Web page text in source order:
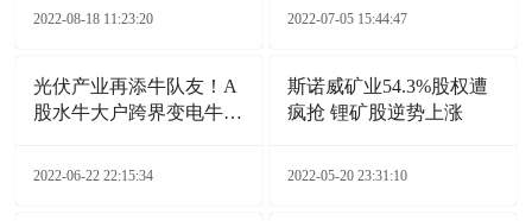
2022-08-18 11:23:20 2022-07-05 15:44:47
光伏产业再添牛队友！A
股水牛大户跨界变电牛，
2022-06-22 22:15:34
斯诺威矿业54.3%股权遭
疯抢 锂矿股逆势上涨
2022-05-20 23:31:10